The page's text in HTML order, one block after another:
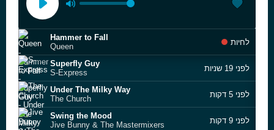
Hammer to Fall
Queen
לחיות
Superfly Guy
S-Express
לפני 19 שניות
Under The Milky Way
The Church
לפני 5 דקות
Swing the Mood
Jive Bunny & The Mastermixers
לפני 9 דקות